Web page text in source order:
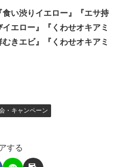
食い渋りイエロー』『エサ持
エロー』『くわせオキアミ
きエビ』『くわせオキアミ
・キャンペーン
する